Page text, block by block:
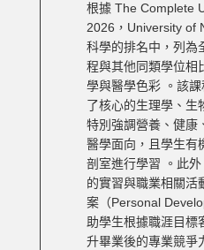
根據 The Complete
2026，University of
科學的排名中，列為
程與其他同類學位相
學與醫學色彩 。該
了核心的生理學、生
特別強調營養、健康
醫學面向，且學生有
剖室進行學習 。此
的實習與職業相關活
案（Personal
助學生根據職涯目標
升畢業後的專業競爭